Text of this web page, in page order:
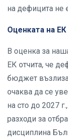
на дефицита не
Оценката на
В оценка за
ЕК отчита, че
бюджет възлиза
очаква да се
на сто до 2027
разходи за
дисциплина